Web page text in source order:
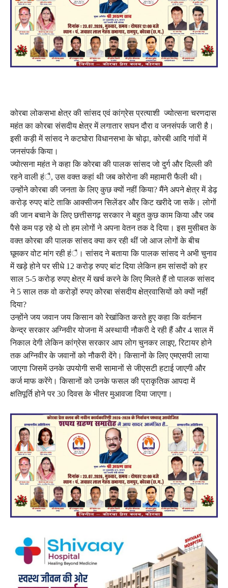
कोरबा लोकसभा क्षेत्र की सांसद एवं कांग्रेस प्रत्याशी ज्योत्सना चरणदास
महंत का कोरबा संसदीय क्षेत्र में लगातार सघन दौरा व जनसंपर्क जारी है।
इसी कड़ी में सांसद ने कटघोरा विधानसभा के चोढ़ा, कोरबी आदि गांवों में
जनसंपर्क किया।
ज्योत्सना महंत ने कहा कि कोरबा की पालक सांसद जो दुर्ग और दिल्ली की
रहने वाली हंै, उस वक्त कहां थी जब कोरोना की महामारी फैली थी।
उन्होंने कोरबा की जनता के लिए कुछ क्यों नहीं किया? मैंने अपने क्षेत्र में डेढ़
करोड़ रुपए बांटे ताकि आक्सीजन सिलेंडर और किट खरीदे जा सकें। लोगों
की जान बचाने के लिए छत्तीसगढ़ सरकार ने बहुत कुछ काम किया और जब
पैसे कम पड़ रहे थे तो हम लोगों ने अपना वेतन तक दे दिया। इस मुसीबत के
वक्त कोरबा की पालक सांसद क्या कर रही थीं जो आज लोगों के बीच
घूमकर वोट मांग रही हंै। सांसद ने बताया कि पालक सांसद ने अभी चुनाव
में खड़े होने पर सीधे 12 करोड़ रुपए बांट दिया लेकिन हम सांसदों को हर
साल 5-5 करोड़ रुपए क्षेत्र में खर्च करने के लिए मिलते हैं तो पालक सांसद
ने 5 साल तक वो करोड़ों रुपए कोरबा संसदीय क्षेत्रवासियों को क्यों नहीं
दिया?
उन्होंने जय जवान जय किसान को रेखांकित करते हुए कहा कि वर्तमान
केन्द्र सरकार अग्निवीर योजना में अस्थायी नौकरी दे रही हैं और 4 साल में
निकाल देगी लेकिन कांग्रेस सरकार आप लोग चुनकर लाइए, रिटायर होने
तक अग्निवीर के जवानों को नौकरी देंगे। किसानों के लिए एमएसपी लाया
जाएगा जिसमें उनके उपयोगी सभी सामानों से जीएसटी हटाई जाएगी और
कर्ज माफ करेंगे। किसानों को उनके फसल की प्राकृतिक आपदा में
क्षतिपूर्ति होने पर 30 दिवस के भीतर मुआवजा दिया जाएगा।